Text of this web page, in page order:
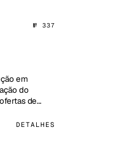
№ 337
em
do
de
DETALHES